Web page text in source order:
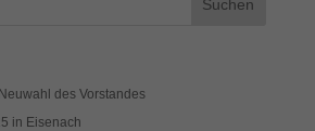
des Vorstandes
in Eisenach